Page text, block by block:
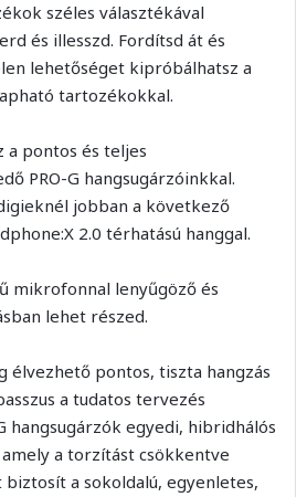
széles választékával
és illesszd. Fordítsd át és
lehetőséget kipróbálhatsz a
tartozékokkal.
a pontos és teljes
PRO-G hangsugárzóinkkal.
jobban a következő
2.0 térhatású hanggal.
mikrofonnal lenyűgöző és
lehet részed.
élvezhető pontos, tiszta hangzás
a tudatos tervezés
hangsugárzók egyedi, hibridhálós
a torzítást csökkentve
a sokoldalú, egyenletes,